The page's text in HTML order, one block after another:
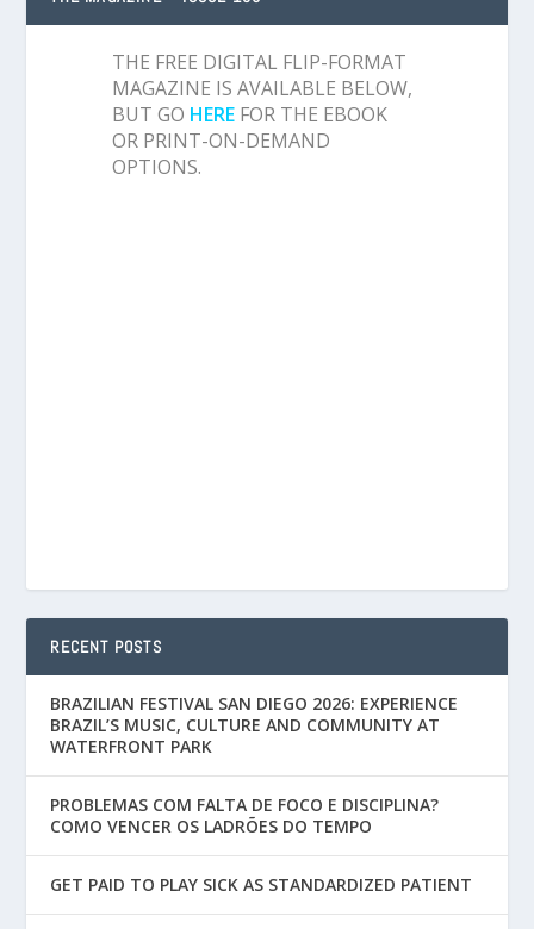
THE FREE DIGITAL FLIP-FORMAT
MAGAZINE IS AVAILABLE BELOW,
BUT GO HERE FOR THE EBOOK
OR PRINT-ON-DEMAND
OPTIONS.
RECENT POSTS
BRAZILIAN FESTIVAL SAN DIEGO 2026: EXPERIENCE
BRAZIL’S MUSIC, CULTURE AND COMMUNITY AT
WATERFRONT PARK
PROBLEMAS COM FALTA DE FOCO E DISCIPLINA?
COMO VENCER OS LADRÕES DO TEMPO
GET PAID TO PLAY SICK AS STANDARDIZED PATIENT